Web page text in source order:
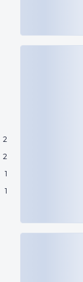
2
2
1
1